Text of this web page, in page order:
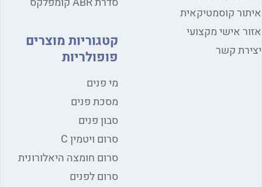
קוסמטיקאית
אישי מקצועי
קשר
קטגוריות מוצרים
פופולריות
מי פנים
מסכת פנים
סבון פנים
סרום ויטמין C
סרום חומצה היאלורונית
סרום לפנים